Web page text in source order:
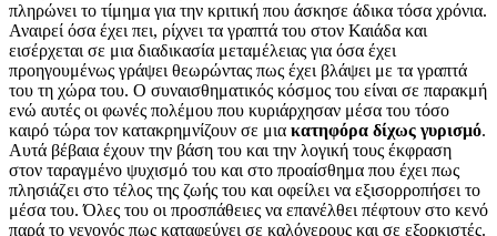
πληρώνει το τίμημα για την κριτική που άσκησε άδικα τόσα χρόνια.
Αναιρεί όσα έχει πει, ρίχνει τα γραπτά του στον Καιάδα και
εισέρχεται σε μια διαδικασία μεταμέλειας για όσα έχει
προηγουμένως γράψει θεωρώντας πως έχει βλάψει με τα γραπτά
του τη χώρα του. Ο συναισθηματικός κόσμος του είναι σε παρακμή
ενώ αυτές οι φωνές πολέμου που κυριάρχησαν μέσα του τόσο
καιρό τώρα τον κατακρημνίζουν σε μια κατηφόρα δίχως γυρισμό.
Αυτά βέβαια έχουν την βάση του και την λογική τους έκφραση
στον ταραγμένο ψυχισμό του και στο προαίσθημα που έχει πως
πλησιάζει στο τέλος της ζωής του και οφείλει να εξισορροπήσει το
μέσα του. Όλες του οι προσπάθειες να επανέλθει πέφτουν στο κενό
παρά το γεγονός πως καταφεύγει σε καλόγερους και σε εξορκιστές.